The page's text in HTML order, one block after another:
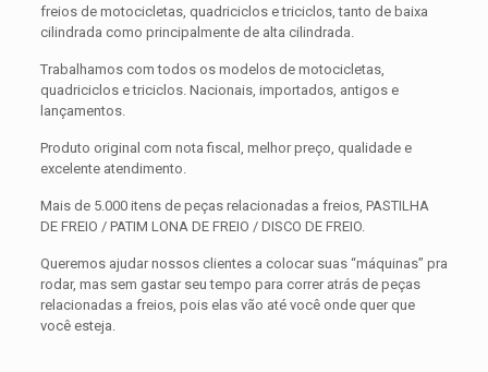
freios de motocicletas, quadriciclos e triciclos, tanto de baixa
cilindrada como principalmente de alta cilindrada.
Trabalhamos com todos os modelos de motocicletas,
quadriciclos e triciclos. Nacionais, importados, antigos e
lançamentos.
Produto original com nota fiscal, melhor preço, qualidade e
excelente atendimento.
Mais de 5.000 itens de peças relacionadas a freios, PASTILHA
DE FREIO / PATIM LONA DE FREIO / DISCO DE FREIO.
Queremos ajudar nossos clientes a colocar suas “máquinas” pra
rodar, mas sem gastar seu tempo para correr atrás de peças
relacionadas a freios, pois elas vão até você onde quer que
você esteja.